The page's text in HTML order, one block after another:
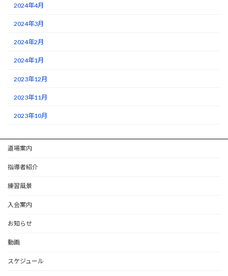
2024年4月
2024年3月
2024年2月
2024年1月
2023年12月
2023年11月
2023年10月
道場案内
指導者紹介
練習風景
入会案内
お知らせ
動画
スケジュール